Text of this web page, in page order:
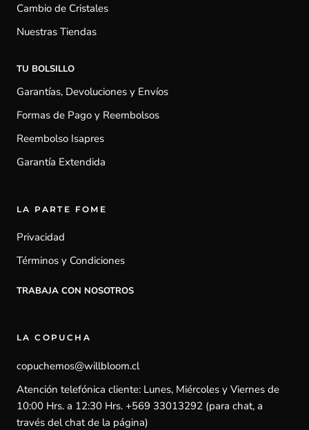
Cambio de Cristales
Nuestras Tiendas
TU BOLSILLO
Garantías, Devoluciones y Envíos
Formas de Pago y Reembolsos
Reembolso Isapres
Garantía Extendida
LA PARTE FOME
Privacidad
Términos y Condiciones
TRABAJA CON NOSOTROS
LA COPUCHA
copuchemos@willbloom.cl
Atención telefónica cliente: Lunes, Miércoles y Viernes de
10:00 Hrs. a 12:30 Hrs. +569 33013292 (para chat, a
través del chat de la página)